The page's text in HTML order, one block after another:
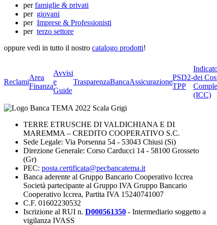
perfamiglie & privati
per giovani
per Imprese & Professionisti
per terzo settore
oppure vedi in tutto il nostro catalogo prodotti!
Reclami
Area
Finanza
Avvisi
e
Guide
TrasparenzaBancaAssicurazione
PSD2-
TPP
dei
(ICC)
TERRE ETRUSCHE DI VALDICHIANA E DI
MAREMMA – CREDITO COOPERATIVO S.C.
Sede Legale: Via Porsenna 54 - 53043 Chiusi (Si)
Direzione Generale: Corso Carducci 14 - 58100 Grosseto
(Gr)
PEC: posta.certificata@pecbancatema.it
Banca aderente al Gruppo Bancario Cooperativo Iccrea
Società partecipante al Gruppo IVA Gruppo Bancario
Cooperativo Iccrea, Partita IVA 15240741007
C.F. 01602230532
Iscrizione al RUI n. D000561350 - Intermediario soggetto a
vigilanza IVASS